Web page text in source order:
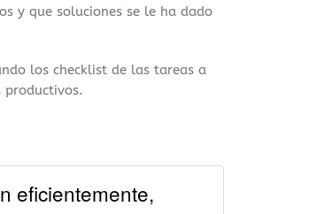
y que soluciones se le ha dado
los checklist de las tareas a
productivos.
eficientemente,